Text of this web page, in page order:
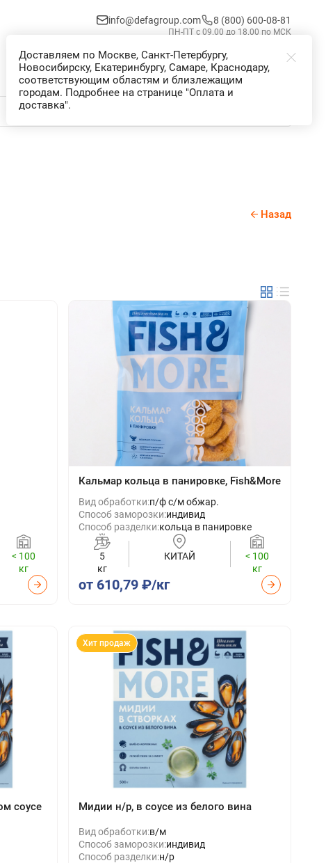
info@defagroup.com 8 (800) 600-08-81
ПН-ПТ с 09.00 до 18.00 по МСК
Избранное Корзина Войти
Назад
< 100
кг
Кальмар кольца в панировке, Fish&More
Вид обработки:п/ф с/м обжар.
Способ заморозки:индивид
Способ разделки:кольца в панировке
5
кг
КИТАЙ
< 100
кг
от 610,79 ₽/кг
соусе
Хит продаж
Мидии н/р, в соусе из белого вина
Вид обработки:в/м
Способ заморозки:индивид
Способ разделки:н/р
Доставляем по Москве, Санкт-Петербургу,
Новосибирску, Екатеринбургу, Самаре, Краснодару,
соответствующим областям и близлежащим
городам. Подробнее на странице "Оплата и
доставка".